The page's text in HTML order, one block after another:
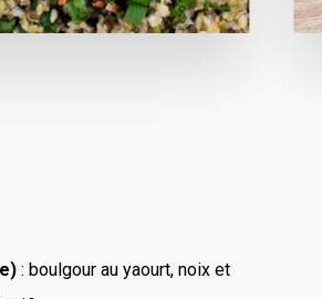
: boulgour au yaourt, noix et